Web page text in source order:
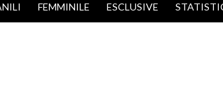
FEMMINILE ESCLUSIVE